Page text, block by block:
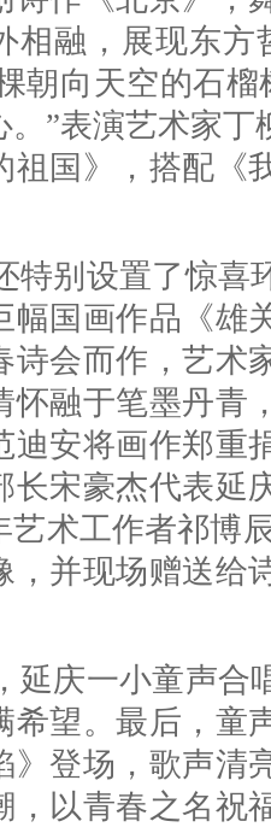
相融，展现东
朝向天空的石
。”表演艺术家
祖国》，搭配《
特别设置了惊喜
幅国画作品《雄
诗会而作，艺术
怀融于笔墨丹青
迪安将画作郑重
长宋豪杰代表延
艺术工作者祁博
，并现场赠送给
延庆一小童声合
希望。最后，童
》登场，歌声清
，以青春之名祝